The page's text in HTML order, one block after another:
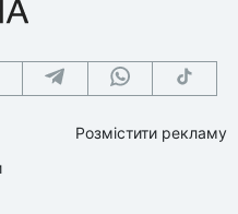
Розмістити рекламу